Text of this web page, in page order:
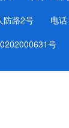
防路2号 电话
号